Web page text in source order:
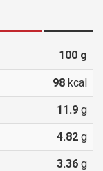
100 g
98 kcal
11.9 g
4.82 g
3.36 g